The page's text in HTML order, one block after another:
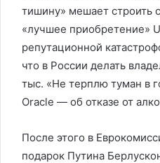
тишину» мешает строить
«лучшее приобретение»
репутационной
что в России делать
тыс. «Не терплю туман в
Oracle — об отказе от
После этого в
подарок Путина